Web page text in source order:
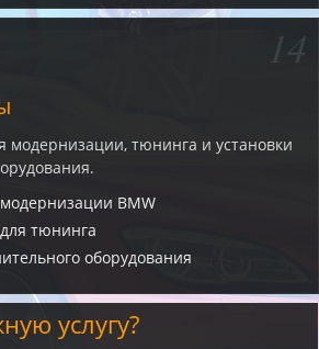
14
модернизации, тюнинга и установки
BMW
тюнинга
оборудования
услугу?